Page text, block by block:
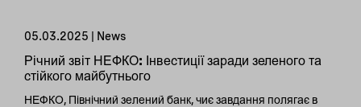
05.03.2025 | News
Річний звіт НЕФКО: Інвестиції заради зеленого та
стійкого майбутнього
НЕФКО, Північний зелений банк, чиє завдання полягає в